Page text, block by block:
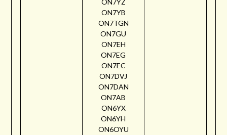
ON7YZ
ON7YB
ON7TGN
ON7GU
ON7EH
ON7EG
ON7EC
ON7DVJ
ON7DAN
ON7AB
ON6YX
ON6YH
ON6OYU